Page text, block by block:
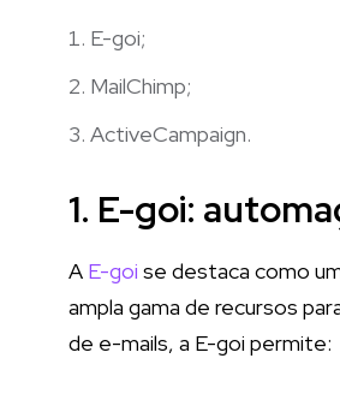
E-goi;
MailChimp;
ActiveCampaign.
1. E-goi:
A E-goi se destaca como
ampla gama de recursos
de e-mails, a E-goi permite: